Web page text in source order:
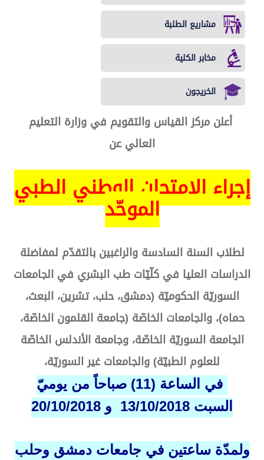
مشاريع الطلبة
مخابر الكلية
الخريجون
أعلن مركز القياس والتقويم في وزارة التعليم
العالي عن
إجراء الامتحان الوطني الطبي
الموحّد
لطلاب السنة السادسة والراغبين بالتقدّم لمفاضلة
الدراسات العليا في كلّيّات طب البشري في الجامعات
السوريّة الحكوميّة (دمشق، حلب، تشرين، البعث،
حماه)، والجامعات الخاصّة (جامعة القلمون الخاصّة،
الجامعة السوريّة الخاصّة، وجامعة الأندلس الخاصّة
للعلوم الطبيّة) والجامعات غير السوريّة،
في الساعة (11) صباحاً من يوميّ
السبت 13/10/2018 و 20/10/2018
ولمدّة ساعتين في جامعات دمشق وحلب